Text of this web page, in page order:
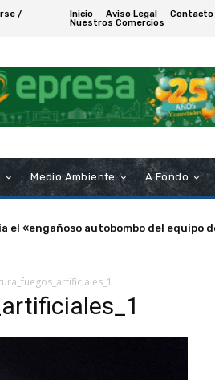
/
Inicio Aviso Legal Contacto
Nuestros Comercios
Medio Ambiente A Fondo
el «engañoso autobombo del equipo